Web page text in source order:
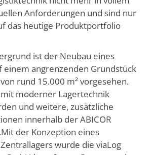
Anforderungen und sind nur
das heutige Produktportfolio
ist der Neubau eines
einem angrenzenden Grundstück
rund 15.000 m² vorgesehen.
moderner Lagertechnik
und weitere, zusätzliche
innerhalb der ABICOR
der Konzeption eines
wurde die viaLog